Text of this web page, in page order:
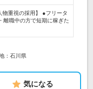
物重視の採用】 ●フリータ
職中の方で短期に稼ぎた
：石川県
気になる